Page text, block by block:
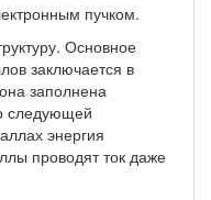
пучком.
Основное
заключается в
заполнена
следующей
энергия
проводят ток даже